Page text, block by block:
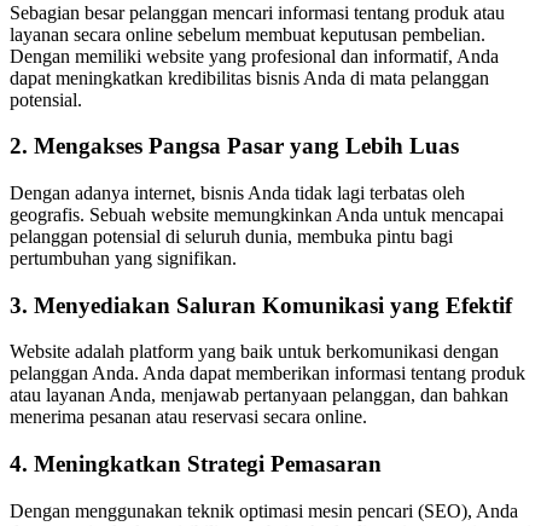
Sebagian besar pelanggan mencari informasi tentang produk atau
layanan secara online sebelum membuat keputusan pembelian.
Dengan memiliki website yang profesional dan informatif, Anda
dapat meningkatkan kredibilitas bisnis Anda di mata pelanggan
potensial.
2. Mengakses Pangsa Pasar yang Lebih Luas
Dengan adanya internet, bisnis Anda tidak lagi terbatas oleh
geografis. Sebuah website memungkinkan Anda untuk mencapai
pelanggan potensial di seluruh dunia, membuka pintu bagi
pertumbuhan yang signifikan.
3. Menyediakan Saluran Komunikasi yang Efektif
Website adalah platform yang baik untuk berkomunikasi dengan
pelanggan Anda. Anda dapat memberikan informasi tentang produk
atau layanan Anda, menjawab pertanyaan pelanggan, dan bahkan
menerima pesanan atau reservasi secara online.
4. Meningkatkan Strategi Pemasaran
Dengan menggunakan teknik optimasi mesin pencari (SEO), Anda